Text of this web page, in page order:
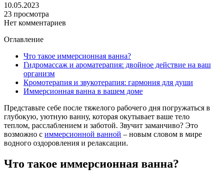
10.05.2023
23 просмотра
Нет комментариев
Оглавление
Что такое иммерсионная ванна?
Гидромассаж и ароматерапия: двойное действие на ваш
организм
Кромотерапия и звукотерапия: гармония для души
Иммерсионная ванна в вашем доме
Представьте себе после тяжелого рабочего дня погружаться в
глубокую, уютную ванну, которая окутывает ваше тело
теплом, расслаблением и заботой. Звучит заманчиво? Это
возможно с иммерсионной ванной – новым словом в мире
водного оздоровления и релаксации.
Что такое иммерсионная ванна?